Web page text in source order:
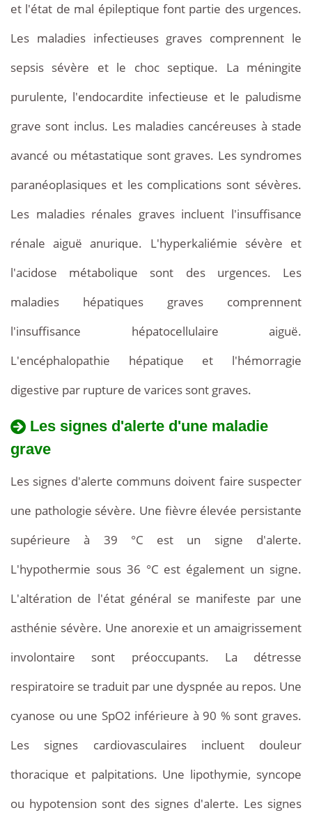
et l'état de mal épileptique font partie des urgences.
Les maladies infectieuses graves comprennent le
sepsis sévère et le choc septique. La méningite
purulente, l'endocardite infectieuse et le paludisme
grave sont inclus. Les maladies cancéreuses à stade
avancé ou métastatique sont graves. Les syndromes
paranéoplasiques et les complications sont sévères.
Les maladies rénales graves incluent l'insuffisance
rénale aiguë anurique. L'hyperkaliémie sévère et
l'acidose métabolique sont des urgences. Les
maladies hépatiques graves comprennent
l'insuffisance hépatocellulaire aiguë.
L'encéphalopathie hépatique et l'hémorragie
digestive par rupture de varices sont graves.
Les signes d'alerte d'une maladie
grave
Les signes d'alerte communs doivent faire suspecter
une pathologie sévère. Une fièvre élevée persistante
supérieure à 39 °C est un signe d'alerte.
L'hypothermie sous 36 °C est également un signe.
L'altération de l'état général se manifeste par une
asthénie sévère. Une anorexie et un amaigrissement
involontaire sont préoccupants. La détresse
respiratoire se traduit par une dyspnée au repos. Une
cyanose ou une SpO2 inférieure à 90 % sont graves.
Les signes cardiovasculaires incluent douleur
thoracique et palpitations. Une lipothymie, syncope
ou hypotension sont des signes d'alerte. Les signes